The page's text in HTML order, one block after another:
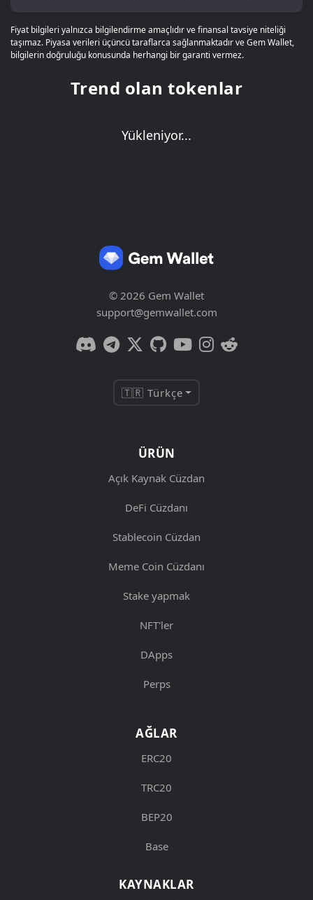
Fiyat bilgileri yalnızca bilgilendirme amaçlıdır ve finansal tavsiye niteliği
taşımaz. Piyasa verileri üçüncü taraflarca sağlanmaktadır ve Gem Wallet,
bilgilerin doğruluğu konusunda herhangi bir garanti vermez.
Trend olan tokenlar
Yükleniyor...
© 2026 Gem Wallet
support@gemwallet.com
🇹🇷 Türkçe
ÜRÜN
Açık Kaynak Cüzdan
DeFi Cüzdanı
Stablecoin Cüzdan
Meme Coin Cüzdanı
Stake yapmak
NFT'ler
DApps
Perps
AĞLAR
ERC20
TRC20
BEP20
Base
KAYNAKLAR